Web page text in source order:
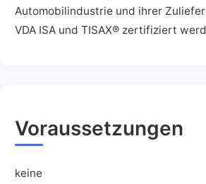
Automobilindustrie und ihrer
VDA ISA und TISAX® zertifiziert
Voraussetzungen
keine